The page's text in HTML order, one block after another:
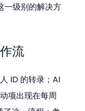
一级别的解决方
流
ID 的转录；AI
项出现在每周